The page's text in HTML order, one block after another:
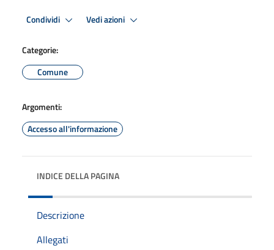
Condividi Vedi azioni
Categorie:
Comune
Argomenti:
Accesso all'informazione
INDICE DELLA PAGINA
Descrizione
Allegati